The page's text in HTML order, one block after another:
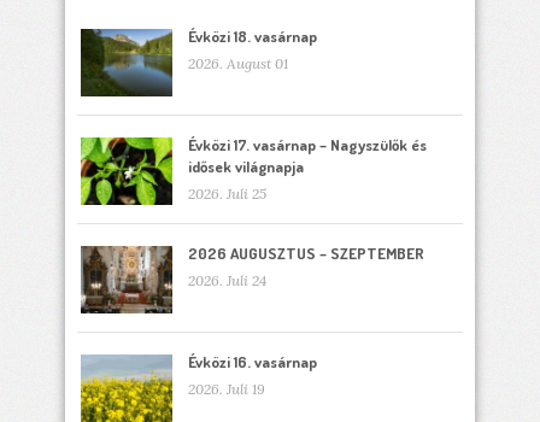
Évközi 18. vasárnap
2026. August 01
Évközi 17. vasárnap – Nagyszülők és
idősek világnapja
2026. Juli 25
2026 AUGUSZTUS – SZEPTEMBER
2026. Juli 24
Évközi 16. vasárnap
2026. Juli 19